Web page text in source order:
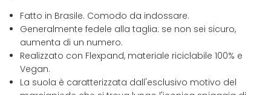
Fatto in Brasile. Comodo da indossare.
Generalmente fedele alla taglia: se non sei sicuro,
aumenta di un numero.
Realizzato con Flexpand, materiale riciclabile 100% e
Vegan.
La suola è caratterizzata dall'esclusivo motivo del